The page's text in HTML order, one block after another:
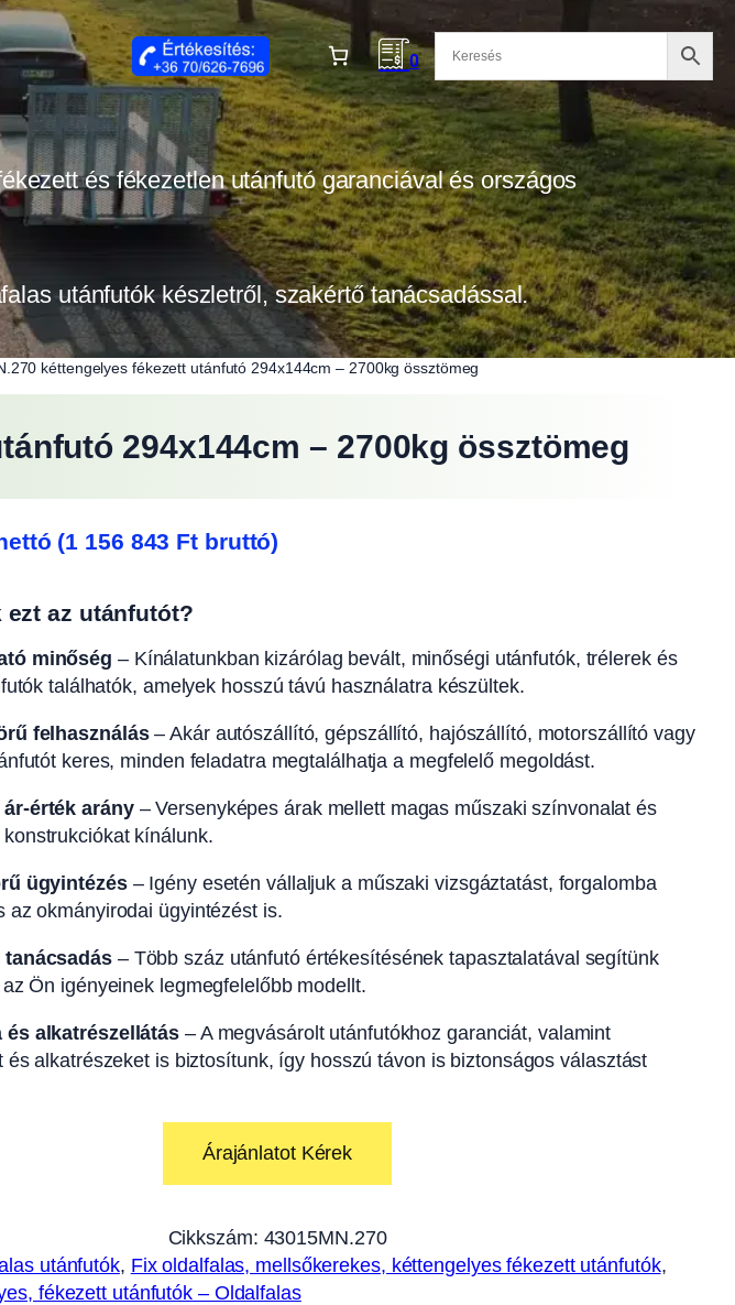
0
és fékezetlen utánfutó garanciával és országos
utánfutók készletről, szakértő tanácsadással.
kéttengelyes fékezett utánfutó 294x144cm – 2700kg össztömeg
294x144cm – 2700kg össztömeg
(1 156 843 Ft bruttó)
az utánfutót?
minőség – Kínálatunkban kizárólag bevált, minőségi utánfutók, trélerek és
találhatók, amelyek hosszú távú használatra készültek.
felhasználás– Akár autószállító, gépszállító, hajószállító, motorszállító vagy
keres, minden feladatra megtalálhatja a megfelelő megoldást.
ár-érték arány– Versenyképes árak mellett magas műszaki színvonalat és
kínálunk.
ügyintézés– Igény esetén vállaljuk a műszaki vizsgáztatást, forgalomba
az okmányirodai ügyintézést is.
tanácsadás– Több száz utánfutó értékesítésének tapasztalatával segítünk
Ön igényeinek legmegfelelőbb modellt.
és alkatrészellátás – A megvásárolt utánfutókhoz garanciát, valamint
és alkatrészeket is biztosítunk, így hosszú távon is biztonságos választást
Árajánlatot Kérek
Cikkszám: 43015MN.270
utánfutók, Fix oldalfalas, mellsőkerekes, kéttengelyes fékezett utánfutók
fékezett utánfutók – Oldalfalas